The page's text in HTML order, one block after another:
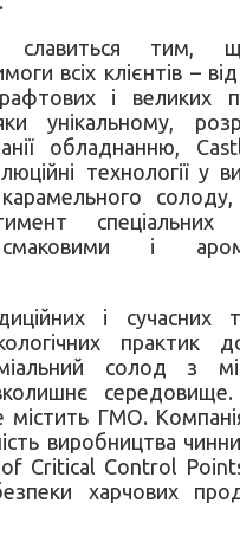
славиться тим,
всіх клієнтів –
і великих
унікальному,
обладнанню,
технології у
спеціальних
і
і сучасних
практик
солод з
містить ГМО.
виробництва
Critical Control
харчових